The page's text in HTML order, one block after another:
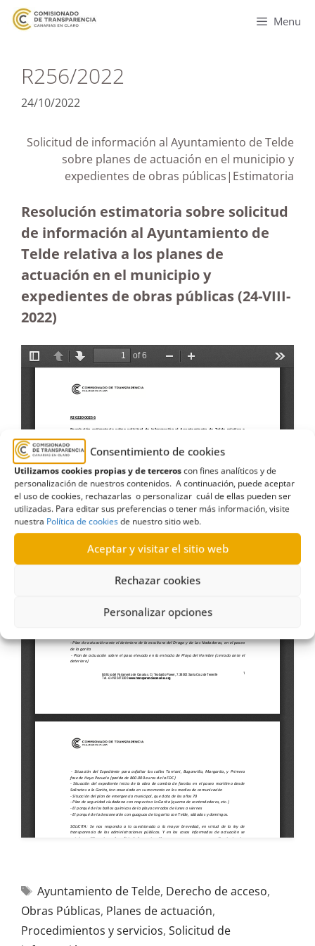
Consentimiento de cookies
Utilizamos cookies propias y de terceroscon fines analíticos y de
personalización de nuestros contenidos. A continuación, puede aceptar
el uso de cookies, rechazarlas o personalizar cuál de ellas pueden ser
utilizadas. Para editar sus preferencias o tener más información, visite
nuestra Política de cookiesde nuestro sitio web.
Aceptar y visitar el sitio web
Rechazar cookies
Personalizar opciones
Menu
R256/2022
24/10/2022
Solicitud de información al Ayuntamiento de Telde
sobre planes de actuación en el municipio y
expedientes de obras públicas|Estimatoria
Resolución estimatoria sobre solicitud
de información al Ayuntamiento de
Telde relativa a los planes de
actuación en el municipio y
expedientes de obras públicas (24-VIII-
2022)
Ayuntamiento de Telde, Derecho de acceso,
Obras Públicas, Planes de actuación,
Procedimientos y servicios, Solicitud de